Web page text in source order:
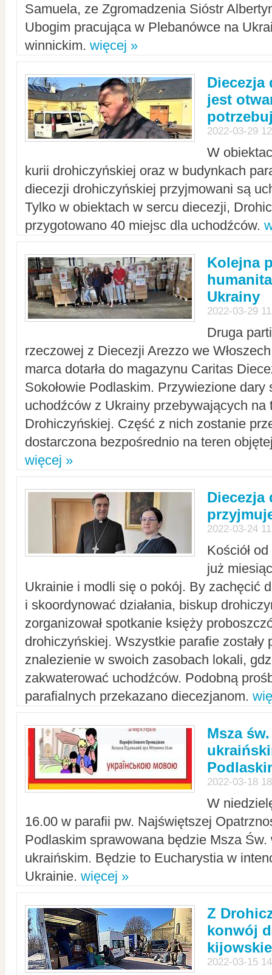
Samuela, ze Zgromadzenia Sióstr
Ubogim pracująca w Plebanówce na
winnickim. więcej »
Diecezja
jest
2022-03-29
W
kurii drohiczyńskiej oraz w budynkach
diecezji drohiczyńskiej przyjmowani są
Tylko w obiektach w sercu diecezji,
przygotowano 40 miejsc dla uchodźców.
Kolejna
Ukrainy
2022-03-29
Druga
rzeczowej z Diecezji Arezzo we
marca dotarła do magazynu Caritas
Sokołowie Podlaskim. Przywiezione dary
uchodźców z Ukrainy przebywających na
Drohiczyńskiej. Część z nich zostanie
dostarczona bezpośrednio na teren
więcej »
Diecezja
2022-03-24
Kościół
już
Ukrainie i modli się o pokój. By zachęcić
i skoordynować działania, biskup
zorganizował spotkanie księży
drohiczyńskiej. Wszystkie parafie zostały
znalezienie w swoich zasobach lokali,
zakwaterować uchodźców. Podobną
parafialnych przekazano diecezjanom.
Msza
2022-03-18
W
16.00 w parafii pw. Najświętszej
Podlaskim sprawowana będzie Msza Św.
ukraińskim. Będzie to Eucharystia w
Ukrainie. więcej »
Z
konwój
2022-03-15